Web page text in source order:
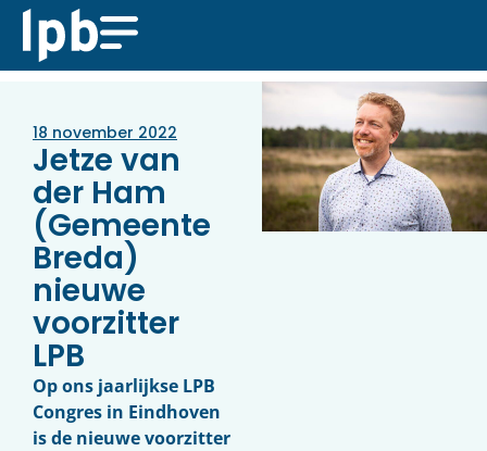
18 november 2022
Jetze van
der Ham
(Gemeente
Breda)
nieuwe
voorzitter
LPB
Op ons jaarlijkse LPB
Congres in Eindhoven
is de nieuwe voorzitter